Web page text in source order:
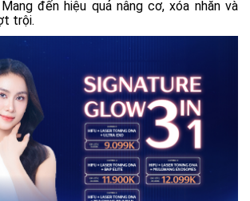
đến hiệu quả nâng cơ, xóa nhăn và
trội.